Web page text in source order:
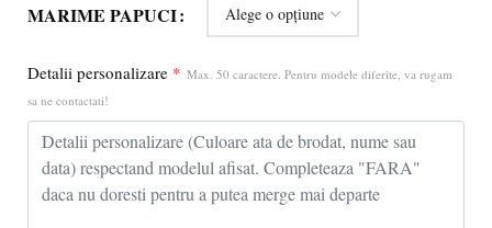
MARIME PAPUCI
Detalii personalizare * Max. 50 caractere. Pentru modele diferite, va rugam
sa ne contactati!